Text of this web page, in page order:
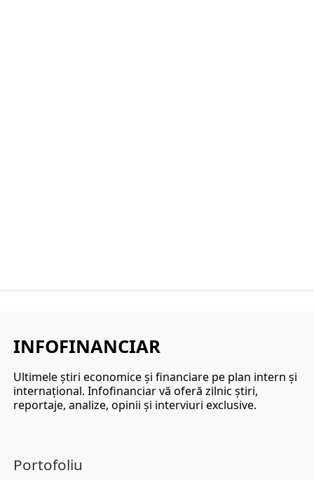
INFOFINANCIAR
Ultimele ştiri economice şi financiare pe plan intern şi
internaţional. Infofinanciar vă oferă zilnic ştiri,
reportaje, analize, opinii şi interviuri exclusive.
Portofoliu